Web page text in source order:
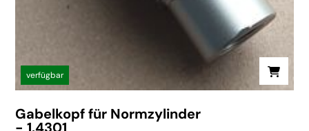
verfügbar
Gabelkopf für Normzylinder